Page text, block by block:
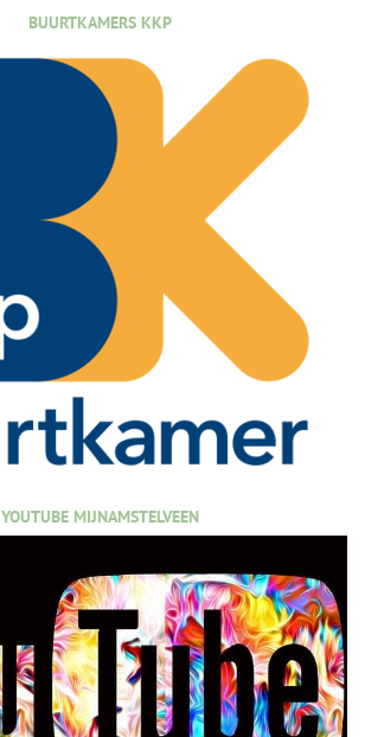
BUURTKAMERS KKP
YOUTUBE MIJNAMSTELVEEN